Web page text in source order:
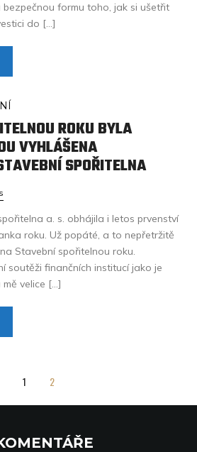
formu toho, jak si ušetřit
do […]
ROKU BYLA
VYHLÁŠENA
SPOŘITELNA
a. s. obhájila i letos prvenství
roku. Už popáté, a to nepřetržitě
Stavební spořitelnou roku.
soutěži finančních institucí jako je
mě velice […]
1 2